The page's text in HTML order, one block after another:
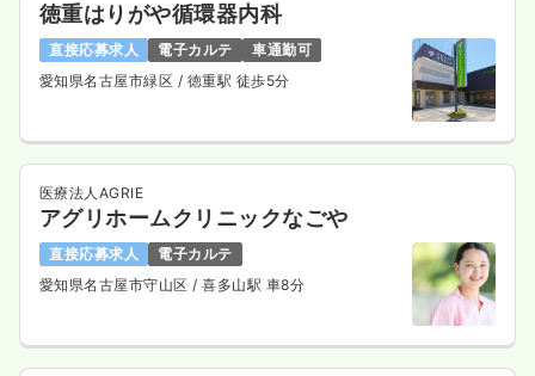
徳重はりがや循環器内科
直接応募求人 電子カルテ
車通勤可
愛知県名古屋市緑区 / 徳重駅 徒歩5分
医療法人AGRIE
アグリホームクリニックなごや
直接応募求人
電子カルテ
愛知県名古屋市守山区/ 喜多山駅 車8分